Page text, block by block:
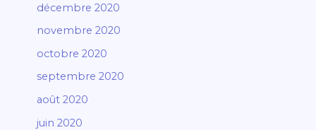
décembre 2020
novembre 2020
octobre 2020
septembre 2020
août 2020
juin 2020